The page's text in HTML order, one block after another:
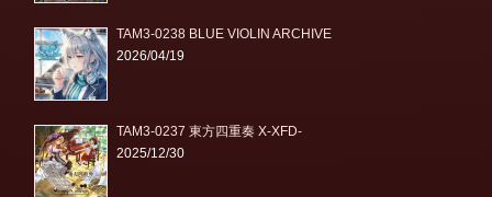
TAM3-0238 BLUE VIOLIN ARCHIVE
2026/04/19
TAM3-0237 東方四重奏 X-XFD-
2025/12/30